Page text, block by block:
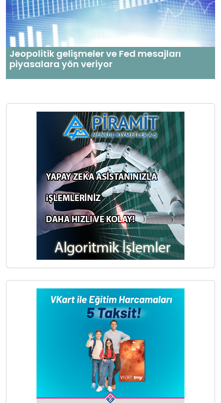
Jeopolitik gelişmeler ve Fed mesajları
piyasalara yön veriyor